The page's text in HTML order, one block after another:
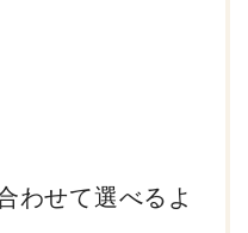
わせて選べるよ